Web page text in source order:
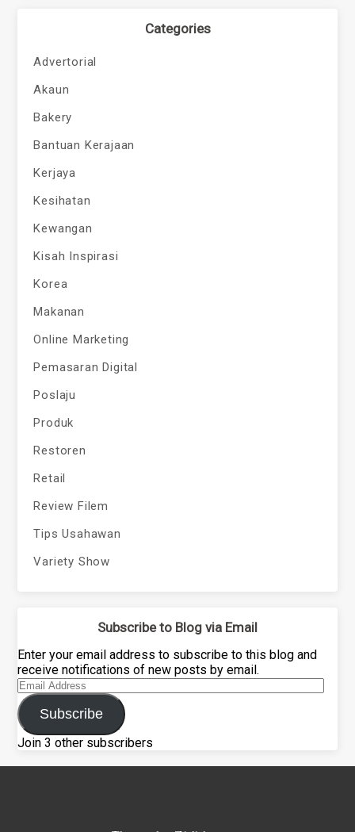
Categories
Advertorial
Akaun
Bakery
Bantuan Kerajaan
Kerjaya
Kesihatan
Kewangan
Kisah Inspirasi
Korea
Makanan
Online Marketing
Pemasaran Digital
Poslaju
Produk
Restoren
Retail
Review Filem
Tips Usahawan
Variety Show
Subscribe to Blog via Email
Enter your email address to subscribe to this blog and
receive notifications of new posts by email.
Email
Address
Subscribe
Join 3 other subscribers